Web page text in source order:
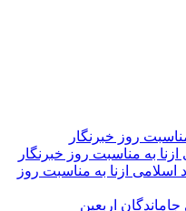
روز خبرنگار
به مناسبت روز خبرنگار
اسلامی ازنا به مناسبت روز
اربعین